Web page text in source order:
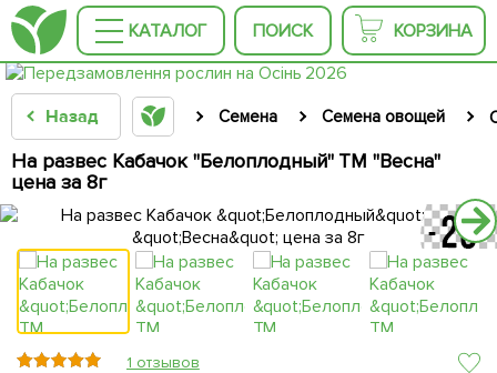
КАТАЛОГ ПОИСК КОРЗИНА
Назад Семена Семена овощей
На развес Кабачок "Белоплодный" ТМ "Весна"
цена за 8г
1 отзывов